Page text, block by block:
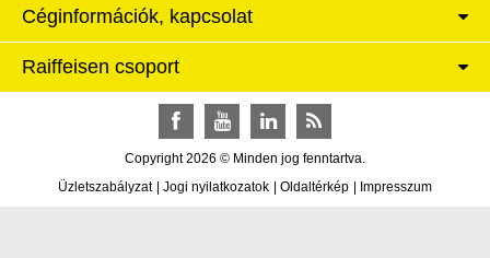
Céginformációk, kapcsolat
Raiffeisen csoport
Copyright 2026 © Minden jog fenntartva.
FacebookYouTubeLinkedInRSS
Üzletszabályzat | Jogi nyilatkozatok | Oldaltérkép | Impresszum